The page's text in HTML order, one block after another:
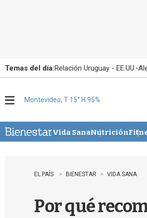
Temas del día:Relación Uruguay - EE.UU.
u
Montevideo, T 15° H 95%
Vida SanaNutrición
EL PAÍS BIENESTAR VIDA SANA
Por qué